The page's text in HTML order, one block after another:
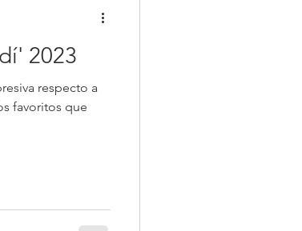
2023
respecto a
favoritos que